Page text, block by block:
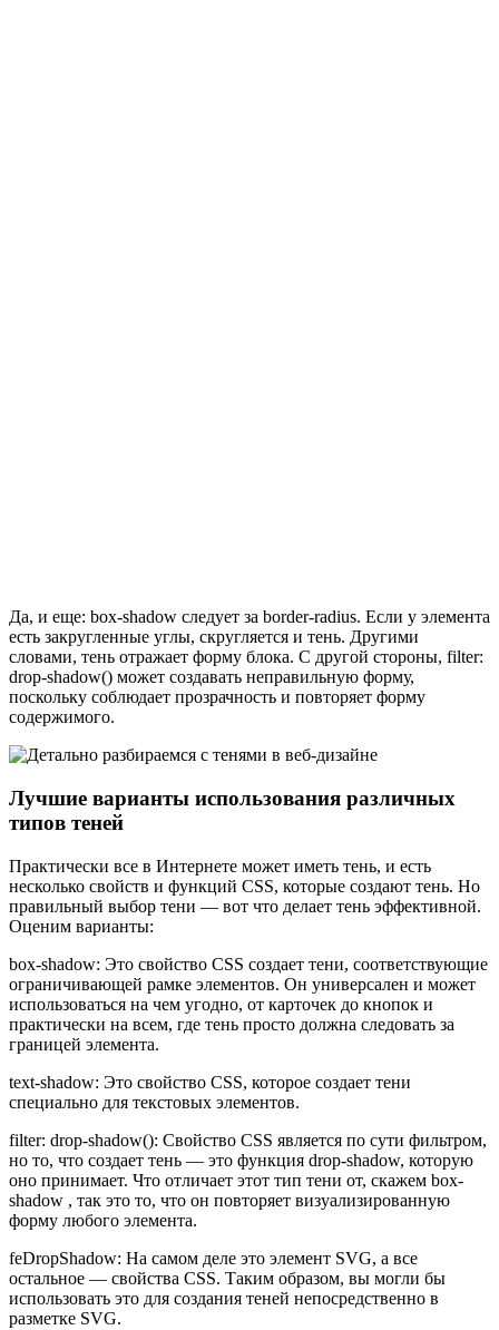
Да, и еще: box-shadow следует за border-radius. Если у элемента
есть закругленные углы, скругляется и тень. Другими
словами, тень отражает форму блока. С другой стороны, filter:
drop-shadow() может создавать неправильную форму,
поскольку соблюдает прозрачность и повторяет форму
содержимого.
Лучшие варианты использования различных
типов теней
Практически все в Интернете может иметь тень, и есть
несколько свойств и функций CSS, которые создают тень. Но
правильный выбор тени — вот что делает тень эффективной.
Оценим варианты:
box-shadow: Это свойство CSS создает тени, соответствующие
ограничивающей рамке элементов. Он универсален и может
использоваться на чем угодно, от карточек до кнопок и
практически на всем, где тень просто должна следовать за
границей элемента.
text-shadow: Это свойство CSS, которое создает тени
специально для текстовых элементов.
filter: drop-shadow(): Свойство CSS является по сути фильтром,
но то, что создает тень — это функция drop-shadow, которую
оно принимает. Что отличает этот тип тени от, скажем box-
shadow , так это то, что он повторяет визуализированную
форму любого элемента.
feDropShadow: На самом деле это элемент SVG, а все
остальное — свойства CSS. Таким образом, вы могли бы
использовать это для создания теней непосредственно в
разметке SVG.